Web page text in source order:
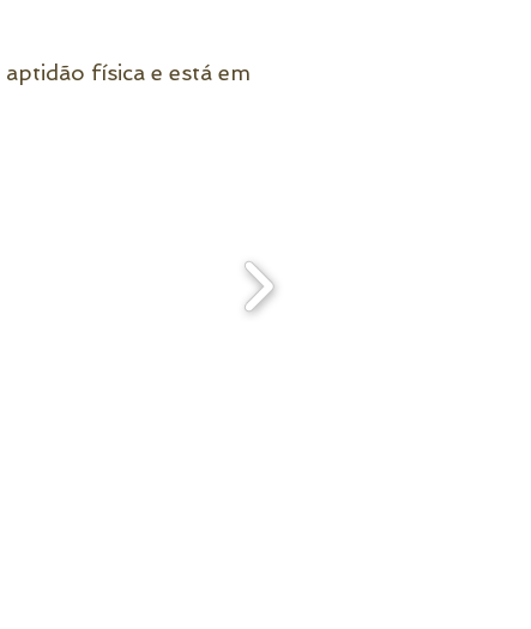
física e está em